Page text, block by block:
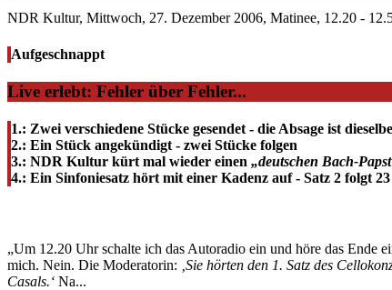
NDR Kultur, Mittwoch, 27. Dezember 2006, Matinee, 12.20 -
Aufgeschnappt
Live erlebt: Fehler über Fehler...
1.: Zwei verschiedene Stücke gesendet - die Absage ist dieselbe
2.: Ein Stück angekündigt - zwei Stücke folgen
3.: NDR Kultur kürt mal wieder einen „deutschen Bach-
4.: Ein Sinfoniesatz hört mit einer Kadenz auf - Satz 2 folgt
„Um 12.20 Uhr schalte ich das Autoradio ein und höre das
mich. Nein. Die Moderatorin: ‚Sie hörten den 1. Satz des
Casals.‘ Na...